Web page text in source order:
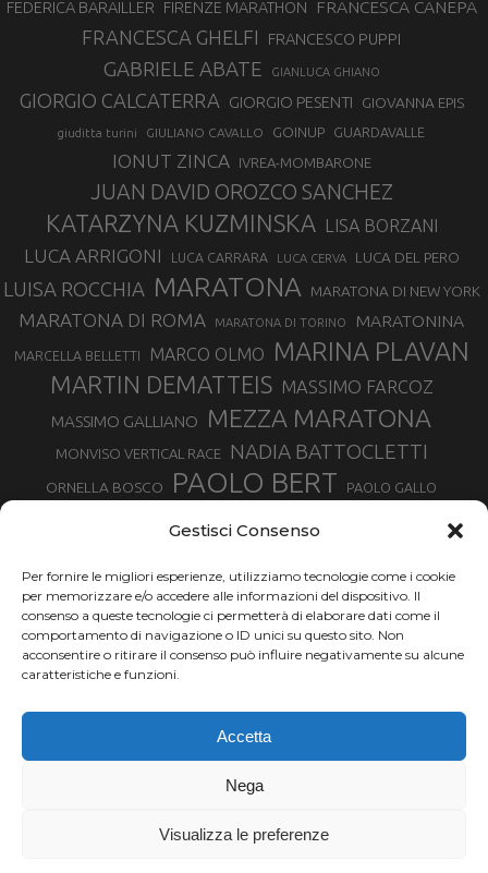
Gestisci Consenso
Per fornire le migliori esperienze, utilizziamo tecnologie come i cookie
per memorizzare e/o accedere alle informazioni del dispositivo. Il
consenso a queste tecnologie ci permetterà di elaborare dati come il
comportamento di navigazione o ID unici su questo sito. Non
acconsentire o ritirare il consenso può influire negativamente su alcune
caratteristiche e funzioni.
Accetta
Nega
Visualizza le preferenze
FEDERICA BARAILLER FIRENZE MARATHON FRANCESCA CANEPA
FRANCESCA GHELFI FRANCESCO PUPPI
GABRIELE ABATE GIANLUCA GHIANO
GIORGIO CALCATERRA GIORGIO PESENTI GIOVANNA EPIS
giuditta turini GIULIANO CAVALLO GOINUP GUARDAVALLE
IONUT ZINCA IVREA-MOMBARONE
JUAN DAVID OROZCO SANCHEZ
KATARZYNA KUZMINSKA LISA BORZANI
LUCA ARRIGONI LUCA CARRARA LUCA CERVA LUCA DEL PERO
LUISA ROCCHIA MARATONA MARATONA DI NEW YORK
MARATONA DI ROMA MARATONA DI TORINO MARATONINA
MARCELLA BELLETTI MARCO OLMO MARINA PLAVAN
MARTIN DEMATTEIS MASSIMO FARCOZ
MASSIMO GALLIANO MEZZA MARATONA
MONVISO VERTICAL RACE NADIA BATTOCLETTI
ORNELLA BOSCO PAOLO BERT PAOLO GALLO
SILVIA SERAFINI SONIA GLAREY TAVAGNASCO TOR DES GEANTS
TOUR MONVISO TRAIL TRAIL MONTE CASTO TROFEO KIMA
TURIN MARATHON URBAN ZEMMER VAL DI FASSA RUNNING
VALENTINA BELOTTI
VENICE MARATHON
XAVIER CHEVRIER
YEMAN CRIPPA
Chi siamo | Termini d'uso | Privacy |